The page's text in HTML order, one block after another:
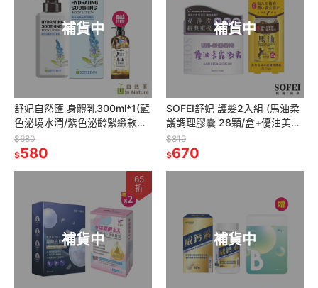
補貨中
舒妃自然匯 身體乳300ml*1(藍
色泌境水潤/紫色泌齡緊緻款式
任選*1)【贈】SOFEI舒妃 北海
道馬油白皙沐浴乳*1
$680
$580
補貨中
SOFEI舒妃 護髮2入組 (馬油柔
護調理膠囊 28顆/盒+優油美露
激霜80ml 各*1)
$819
$670
補貨中
65
折
補貨中